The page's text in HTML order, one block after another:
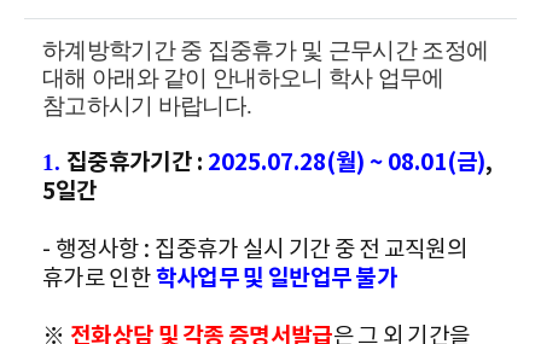
하계방학기간 중 집중휴가 및 근무시간 조정에
대해 아래와 같이 안내하오니 학사 업무에
참고하시기 바랍니다.
1. 집중휴가기간: 2025.07.28(월) ~ 08.01(금),
5일간
- 행정사항 : 집중휴가 실시 기간 중 전 교직원의
휴가로 인한학사업무 및 일반업무 불가
※ 전화상담 및 각종 증명서발급은 그 외 기간을